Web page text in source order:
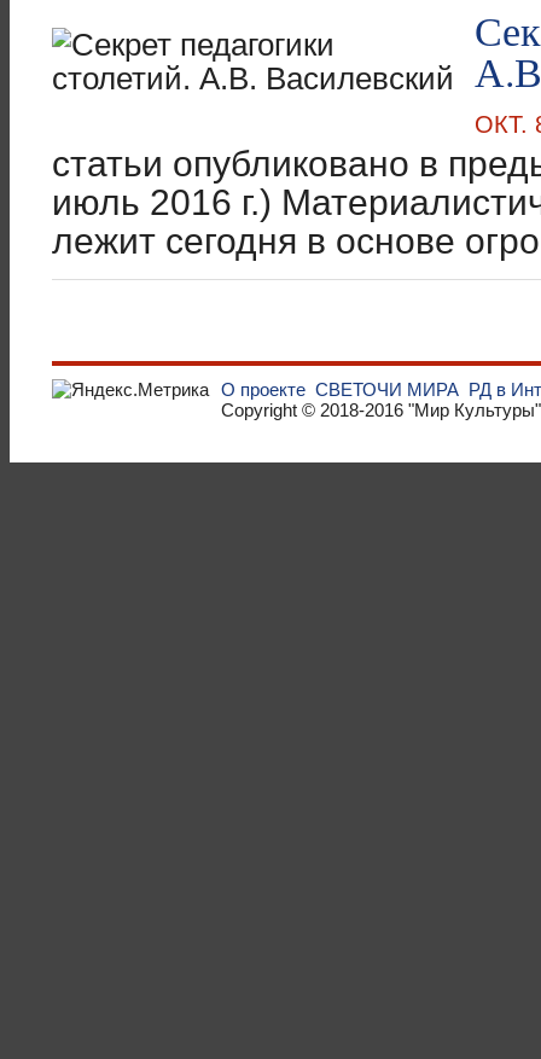
ОКТ.
статьи опубликовано в
июль 2016 г.)
лежит сегодня в основе
О проекте СВЕТОЧИ МИРА РД в
Copyright © 2018-2016 "Мир Культуры"